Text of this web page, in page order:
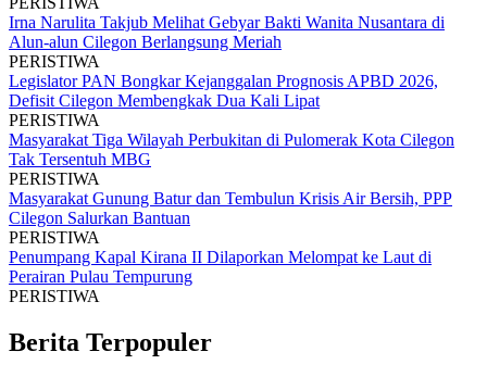
Irna Narulita Takjub Melihat Gebyar Bakti Wanita Nusantara di
Alun-alun Cilegon Berlangsung Meriah
PERISTIWA
Legislator PAN Bongkar Kejanggalan Prognosis APBD 2026,
Defisit Cilegon Membengkak Dua Kali Lipat
PERISTIWA
Masyarakat Tiga Wilayah Perbukitan di Pulomerak Kota Cilegon
Tak Tersentuh MBG
PERISTIWA
Masyarakat Gunung Batur dan Tembulun Krisis Air Bersih, PPP
Cilegon Salurkan Bantuan
PERISTIWA
Penumpang Kapal Kirana II Dilaporkan Melompat ke Laut di
Perairan Pulau Tempurung
PERISTIWA
Berita Terpopuler